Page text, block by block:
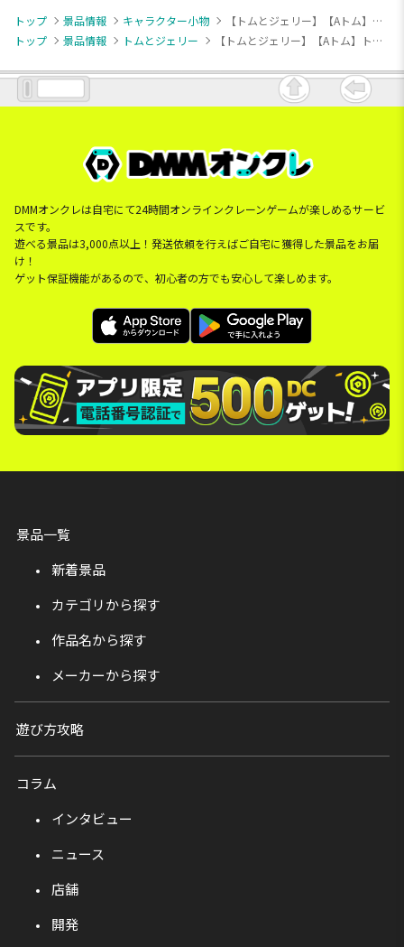
トップ 景品情報 キャラクター小物
【トムとジェリー】【Aトム】トムとジェリー Matowooz！ マスコット
トップ
景品情報 トムとジェリー 【トムとジェリー】【Aトム】トムとジェリー Matowooz！ マスコット
DMMオンクレは自宅にて24時間オンラインクレーンゲームが楽しめるサービ
スです。
遊べる景品は3,000点以上！発送依頼を行えばご自宅に獲得した景品をお届
け！
ゲット保証機能があるので、初心者の方でも安心して楽しめます。
景品一覧
新着景品
カテゴリから探す
作品名から探す
メーカーから探す
遊び方攻略
コラム
インタビュー
ニュース
店舗
開発